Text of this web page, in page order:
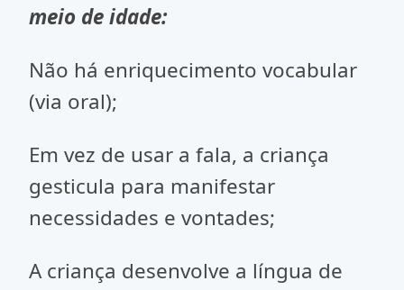
meio de idade:
Não há enriquecimento vocabular
(via oral);
Em vez de usar a fala, a criança
gesticula para manifestar
necessidades e vontades;
A criança desenvolve a língua de